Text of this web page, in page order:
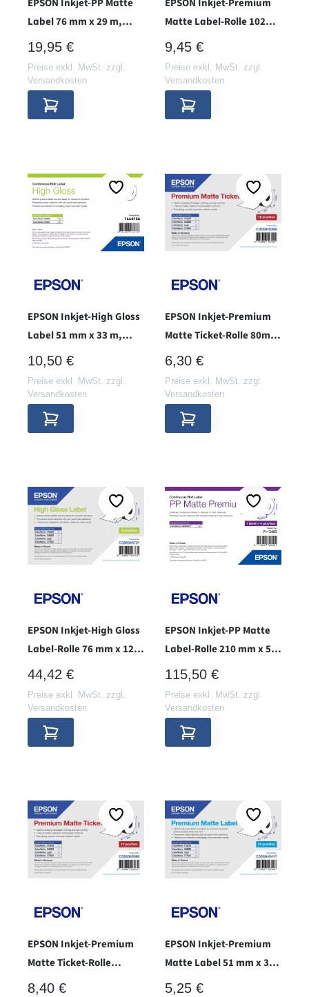
EPSON Inkjet-PP Matte
Label 76 mm x 29 m,
endlos - Hülse 38 -
REGULÄRER PREIS:
19,95 €
Preise exkl. MwSt. zzgl.
Versandkosten
EPSON Inkjet-Premium
Matte Label-Rolle 102
mm x 76 mm - Hülse 38 -
REGULÄRER PREIS:
9,45 €
Preise exkl. MwSt. zzgl.
Versandkosten
EPSON Inkjet-High Gloss
Label 51 mm x 33 m,
endlos
REGULÄRER PREIS:
10,50 €
Preise exkl. MwSt. zzgl.
Versandkosten
EPSON Inkjet-Premium
Matte Ticket-Rolle 80mm
x 50m - Hülse 38 -
REGULÄRER PREIS:
6,30 €
Preise exkl. MwSt. zzgl.
Versandkosten
EPSON Inkjet-High Gloss
Label-Rolle 76 mm x 127
mm - Hülse 76 -
REGULÄRER PREIS:
44,42 €
Preise exkl. MwSt. zzgl.
Versandkosten
EPSON Inkjet-PP Matte
Label-Rolle 210 mm x 55
m - endlos - Hülse 76 -
REGULÄRER PREIS:
115,50 €
Preise exkl. MwSt. zzgl.
Versandkosten
EPSON Inkjet-Premium
Matte Ticket-Rolle
102mm x 50m - Hülse 38 -
REGULÄRER PREIS:
8,40 €
EPSON Inkjet-Premium
Matte Label 51 mm x 35
m, endlos - Hülse 38 -
REGULÄRER PREIS:
5,25 €